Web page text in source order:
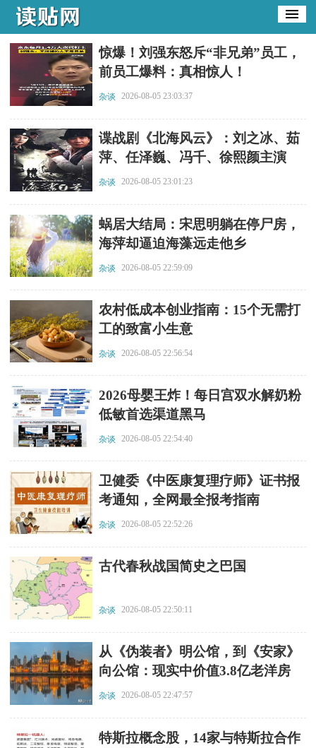
​惊爆！刘强东怒斥“非兄弟”员工，
前员工爆料：真相惊人！
杂谈 2026-08-05 23:03:37
​谍战剧《北海风云》：刘之冰、茹
萍、任泽巍、冯千、徐熙颜主演
杂谈 2026-08-05 23:01:23
​蜗居大结局：宋思明躺在停尸房，
海萍却逼迫海藻远走他乡
杂谈 2026-08-05 22:59:09
​农村低成本创业指南：15个无需打
工的致富小生意
杂谈 2026-08-05 22:56:54
​2026母婴王炸！每日宫双水解奶粉
低敏首选渠道黑马
杂谈 2026-08-05 22:54:40
​卫健委《中医康复理疗师》证书报
考通知，全网最全报考指南
杂谈 2026-08-05 22:52:26
​古代春秋战国简史之巴国
杂谈 2026-08-05 22:50:11
​从《伪装者》明公馆，到《安家》
向公馆：现实中价值3.8亿老洋房
杂谈 2026-08-05 22:47:57
​特斯拉概念股，14家与特斯拉合作